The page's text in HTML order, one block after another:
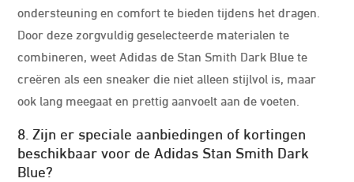
ondersteuning en comfort te bieden tijdens het dragen.
Door deze zorgvuldig geselecteerde materialen te
combineren, weet Adidas de Stan Smith Dark Blue te
creëren als een sneaker die niet alleen stijlvol is, maar
ook lang meegaat en prettig aanvoelt aan de voeten.
8. Zijn er speciale aanbiedingen of kortingen
beschikbaar voor de Adidas Stan Smith Dark
Blue?